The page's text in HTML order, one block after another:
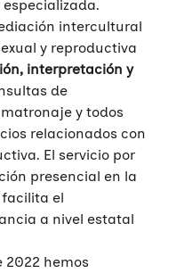
intercultural
y reproductiva
interpretación y
de
y todos
relacionados con
El servicio por
presencial en la
el
a nivel estatal
2022 hemos